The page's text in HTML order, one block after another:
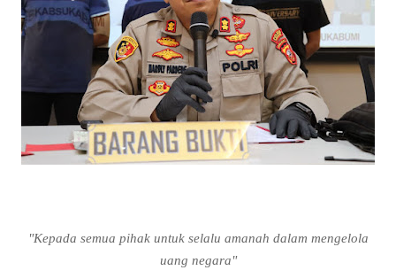
"Kepada semua pihak untuk selalu amanah dalam mengelola
uang negara"